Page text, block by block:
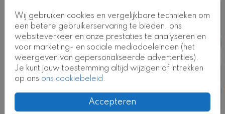
Wij gebruiken cookies en vergelijkbare technieken om
een betere gebruikerservaring te bieden, ons
websiteverkeer en onze prestaties te analyseren en
voor marketing- en sociale mediadoeleinden (het
weergeven van gepersonaliseerde advertenties).
Je kunt jouw toestemming altijd wijzigen of intrekken
op ons ons cookiebeleid.
Accepteren